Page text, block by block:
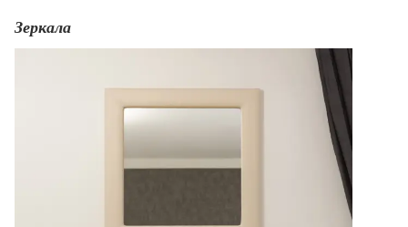
Зеркала